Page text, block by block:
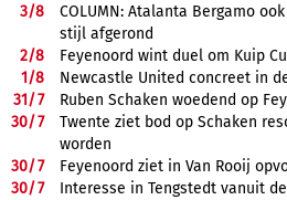
3/8
COLUMN: Atalanta Bergamo
stijl afgerond
2/8
Feyenoord wint duel om Kuip
1/8
Newcastle United concreet in
31/7
Ruben Schaken woedend op
30/7
Twente ziet bod op Schaken
worden
30/7
Feyenoord ziet in Van Rooij
30/7
Interesse in Tengstedt vanuit de